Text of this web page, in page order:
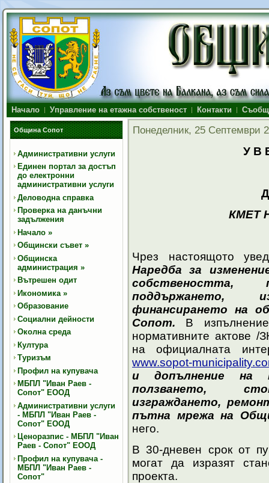
Начало Управление на етажна собственост Контакти
Община Сопот
Административни услуги
Единен портал за достъп
до електронни
административни услуги
Деловодна справка
Проверка на данъчни
задължения
Начало »
Общински съвет »
Общинска
администрация »
Вътрешен одит
Икономика »
Образование
Социални дейности
Околна среда
Култура
Туризъм
Профил на купувача
МБПЛ "Иван Раев -
Сопот" ЕООД
Административни услуги
- МБПЛ "Иван Раев -
Сопот" ЕООД
Ценоразпис - МБПЛ "Иван
Раев - Сопот" ЕООД
Профил на купувача -
МБПЛ "Иван Раев -
Сопот"
Понеделник, 25 Септември
У В
КМЕТ
Чрез настоящото
Наредба за
собствеността,
поддържането,
финансирането на
Сопот. В
нормативните актове
на официалната
www.sopot-
и допълнение на
ползването,
изграждането,
пътна мрежа на
него.
В 30-дневен срок от
могат
да изразят
проекта.